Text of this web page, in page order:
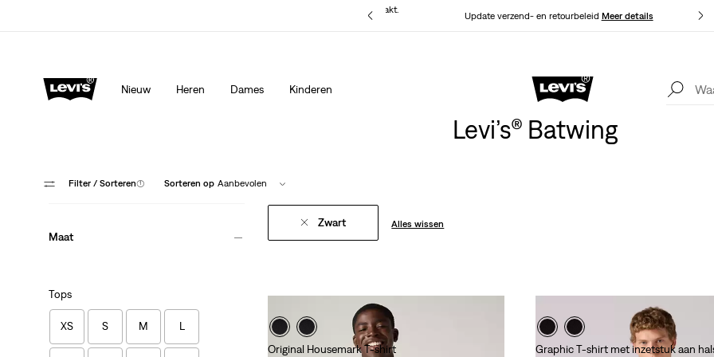
Update verzend- en retourbeleid Meer details
Levi's App. Het beste van Levi’s®, speciaal voor jou op maat gemaakt.
Nieuw Heren Dames Kinderen
Levi's App. Het beste van Levi’s®, speciaal voor jou op maat gemaakt.
Meer details
Levi’s® Batwing
Filter / Sorteren(1) Sorteren op Aanbevolen
Maat
Tops
XS S M L
Zwart Alles wissen
Original Housemark T-shirt
Graphic T-shirt met inzetstuk aan